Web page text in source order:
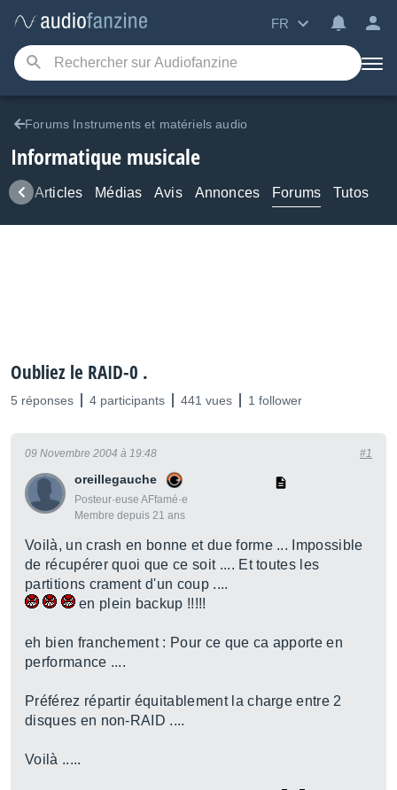
FR
Forums Instruments et matériels audio
Informatique musicale
Articles Médias Avis Annonces Forums Tutos
Oubliez le RAID-0 .
5 réponses 4 participants 441 vues 1 follower
oreillegauche
Posteur·euse AFfamé·e
Membre depuis 21 ans
09 Novembre 2004 à 19:48 #1
Voilà, un crash en bonne et due forme ... Impossible
de récupérer quoi que ce soit .... Et toutes les
partitions crament d'un coup ....
en plein backup !!!!!
eh bien franchement : Pour ce que ca apporte en
performance ....
Préférez répartir équitablement la charge entre 2
disques en non-RAID ....
Voilà .....